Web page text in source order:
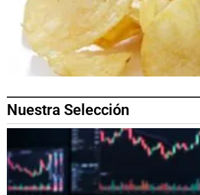
Nuestra Selección